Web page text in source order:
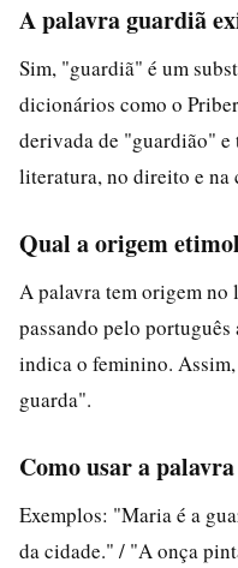
A palavra guardiã
Sim, "guardiã" é um
dicionários como o
derivada de "guardião" e
literatura, no direito e na
Qual a origem
A palavra tem origem
passando pelo
indica o feminino.
guarda".
Como usar a
Exemplos: "Maria é a
da cidade." / "A onça